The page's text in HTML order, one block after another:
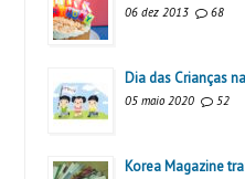
06 dez 2013 68
Dia das Crianças
05 maio 2020 52
Korea Magazine